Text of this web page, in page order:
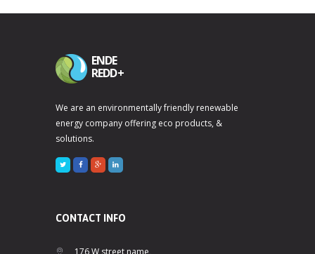
ENDE
REDD+
We are an environmentally friendly renewable
energy company offering eco products, &
solutions.
CONTACT INFO
176 W street name,